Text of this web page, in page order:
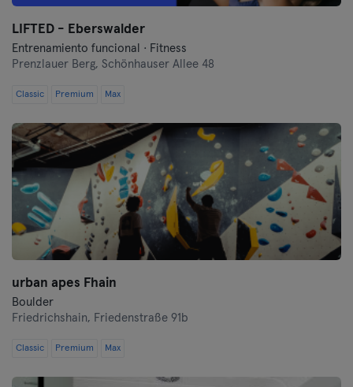
LIFTED - Eberswalder
Entrenamiento funcional · Fitness
Prenzlauer Berg, Schönhauser Allee 48
Classic Premium Max
urban apes Fhain
Boulder
Friedrichshain, Friedenstraße 91b
Classic Premium Max
Oberhausen
Passau
Ravensburg
Ratisbona
Reutlingen
Rostock
Saarbrücken
Saarlouis